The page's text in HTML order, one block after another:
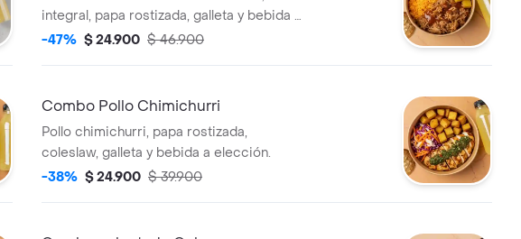
integral, papa rostizada, galleta y bebida a
elección.
-47% $ 24.900 $ 46.900
Combo Pollo Chimichurri
Pollo chimichurri, papa rostizada,
coleslaw, galleta y bebida a elección.
-38% $ 24.900 $ 39.900